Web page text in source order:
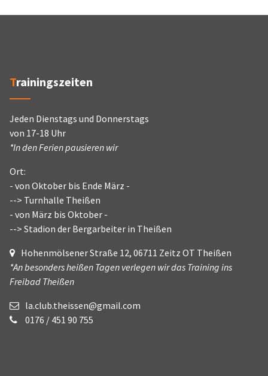
Trainingszeiten
Jeden Dienstags und Donnerstags
von 17-18 Uhr
*In den Ferien pausieren wir
Ort:
- von Oktober bis Ende März -
--> Turnhalle Theißen
- von März bis Oktober -
--> Stadion der Bergarbeiter in Theißen
Hohenmölsener Straße 12, 06711 Zeitz OT Theißen
*An besonders heißen Tagen verlegen wir das Training ins
Freibad Theißen
la.club.theissen@gmail.com
0176 / 451 90 755